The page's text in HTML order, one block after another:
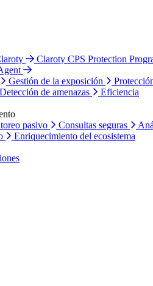
Claroty CPS Protection
Gestión de la exposición
Detección de amenazas
Eficiencia
pasivo Consultas seguras
Enriquecimiento del ecosistema